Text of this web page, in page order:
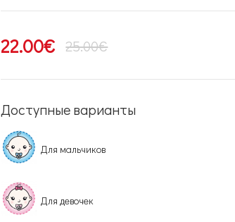
22.00€ 25.00€
Доступные варианты
Для мальчиков
Для девочек